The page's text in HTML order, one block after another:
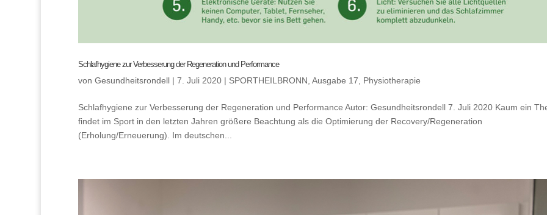
Schlafhygiene zur Verbesserung der Regeneration und Performance
von Gesundheitsrondell| 7. Juli 2020| SPORTHEILBRONN Ausgabe 17 Physiotherapie
Schlafhygiene zur Verbesserung der Regeneration und Performance Autor: Gesundheitsrondell 7. Juli 2020 Kaum ein
findet im Sport in den letzten Jahren größere Beachtung als die Optimierung der Recovery/Regeneration
(Erholung/Erneuerung). Im deutschen...